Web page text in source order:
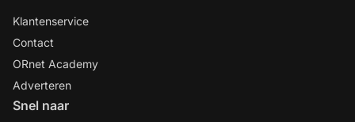
Klantenservice
Contact
ORnet Academy
Adverteren
Snel naar